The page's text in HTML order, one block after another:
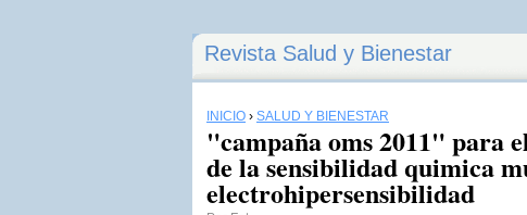
Revista Salud y Bienestar
INICIO › SALUD Y BIENESTAR
"campaña oms 2011" para
de la sensibilidad quimica
electrohipersensibilidad